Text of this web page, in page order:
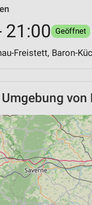
21:00 Geöffnet
Freistett, Baron-
von